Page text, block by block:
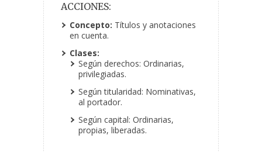
ACCIONES:
Concepto: Títulos y anotaciones
en cuenta.
Clases:
Según derechos: Ordinarias,
privilegiadas.
Según titularidad: Nominativas,
al portador.
Según capital: Ordinarias,
propias, liberadas.